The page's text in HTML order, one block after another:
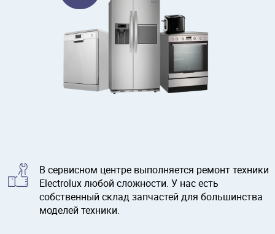
В сервисном центре выполняется ремонт техники
Electrolux любой сложности. У нас есть
собственный склад запчастей для большинства
моделей техники.